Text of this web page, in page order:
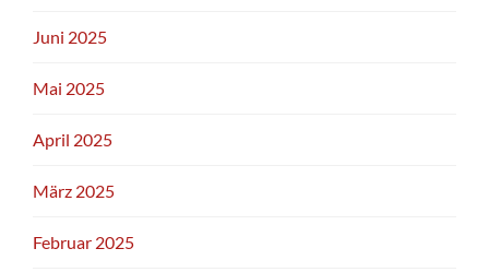
Juni 2025
Mai 2025
April 2025
März 2025
Februar 2025